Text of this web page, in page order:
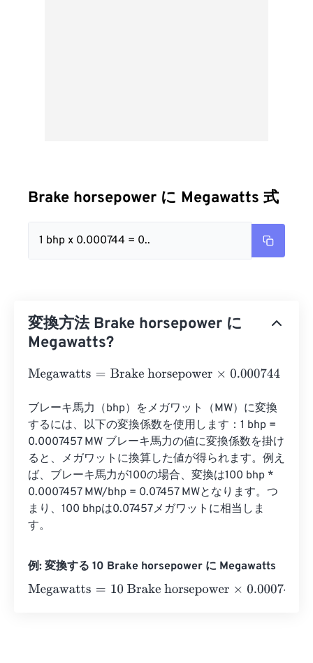
Brake horsepower に Megawatts 式
1 bhp x 0.000744 = 0..
変換方法 Brake horsepower に
Megawatts?
Megawatts=Brake horsepower×0.000744
ブレーキ馬力（bhp）をメガワット（MW）に変換
するには、以下の変換係数を使用します：1 bhp =
0.0007457 MW ブレーキ馬力の値に変換係数を掛け
ると、メガワットに換算した値が得られます。例え
ば、ブレーキ馬力が100の場合、変換は100 bhp *
0.0007457 MW/bhp = 0.07457 MWとなります。つ
まり、100 bhpは0.07457メガワットに相当しま
す。
例: 変換する 10 Brake horsepower に Megawatts
Megawatts=10 Brake horsepower×0.000744=0.00744